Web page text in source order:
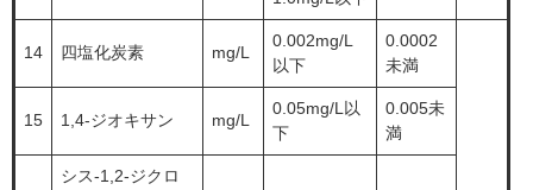
14 四塩化炭素 mg/L
0.002mg/L
以下
0.0002
未満
15 1,4-ジオキサン mg/L
0.05mg/L以
下
0.005未
満
シス-1,2-ジクロ